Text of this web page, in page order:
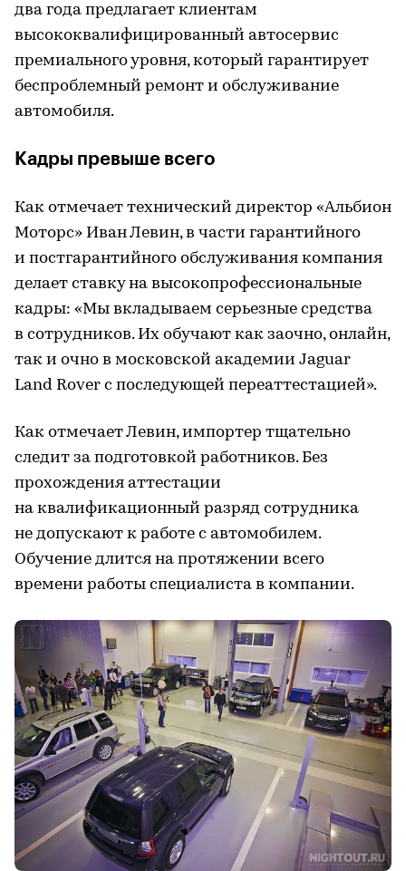
два года предлагает клиентам
высококвалифицированный автосервис
премиального уровня, который гарантирует
беспроблемный ремонт и обслуживание
автомобиля.
Кадры превыше всего
Как отмечает технический директор «Альбион
Моторс» Иван Левин, в части гарантийного
и постгарантийного обслуживания компания
делает ставку на высокопрофессиональные
кадры: «Мы вкладываем серьезные средства
в сотрудников. Их обучают как заочно, онлайн,
так и очно в московской академии Jaguar
Land Rover с последующей переаттестацией».
Как отмечает Левин, импортер тщательно
следит за подготовкой работников. Без
прохождения аттестации
на квалификационный разряд сотрудника
не допускают к работе с автомобилем.
Обучение длится на протяжении всего
времени работы специалиста в компании.